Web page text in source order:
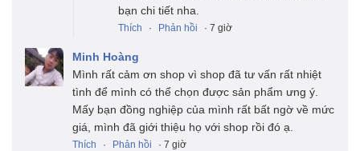
bạn chi tiết nha.
Thích · Phản hồi · 7 giờ
Minh Hoàng
Mình rất cảm ơn shop vì shop đã tư vấn rất nhiệt
tình để mình có thể chọn được sản phẩm ưng ý.
Mấy bạn đồng nghiệp của mình rất bất ngờ về mức
giá, mình đã giới thiệu họ với shop rồi đó ạ.
Thích · Phản hồi · 7 giờ